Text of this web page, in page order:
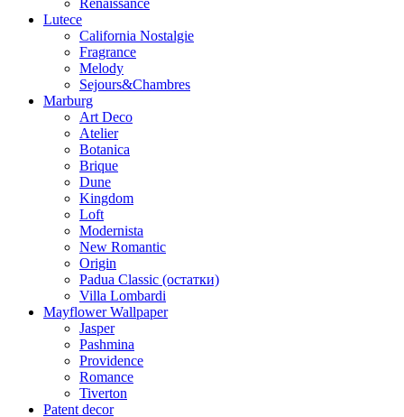
Renaissance
Lutece
California Nostalgie
Fragrance
Melody
Sejours&Chambres
Marburg
Art Deco
Atelier
Botanica
Brique
Dune
Kingdom
Loft
Modernista
New Romantic
Origin
Padua Classic (остатки)
Villa Lombardi
Mayflower Wallpaper
Jasper
Pashmina
Providence
Romance
Tiverton
Patent decor